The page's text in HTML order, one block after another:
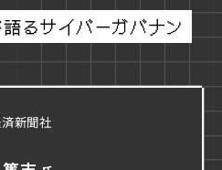
るサイバーガバナン
新聞社